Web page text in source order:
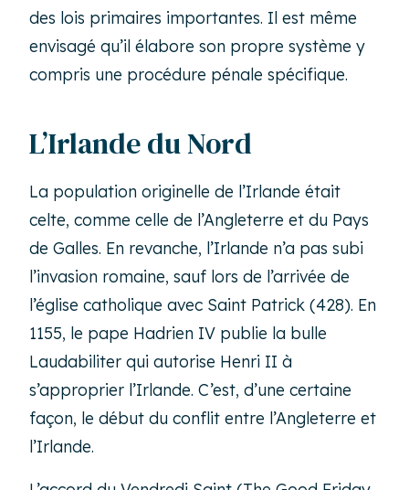
des lois primaires importantes. Il est même
envisagé qu’il élabore son propre système y
compris une procédure pénale spécifique.
L’Irlande du Nord
La population originelle de l’Irlande était
celte, comme celle de l’Angleterre et du Pays
de Galles. En revanche, l’Irlande n’a pas subi
l’invasion romaine, sauf lors de l’arrivée de
l’église catholique avec Saint Patrick (428). En
1155, le pape Hadrien IV publie la bulle
Laudabiliter qui autorise Henri II à
s’approprier l’Irlande. C’est, d’une certaine
façon, le début du conflit entre l’Angleterre et
l’Irlande.